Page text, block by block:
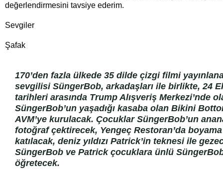
değerlendirmesini tavsiye ederim.
Sevgiler
Şafak
170’den fazla ülkede 35 dilde çizgi filmi
sevgilisi SüngerBob, arkadaşları ile birlikte, 24
tarihleri arasında Trump Alışveriş Merkezi’nde
SüngerBob’un yaşadığı kasaba olan Bikini
AVM’ye kurulacak. Çocuklar SüngerBob’un
fotoğraf çektirecek, Yengeç Restoran’da
katılacak, deniz yıldızı Patrick’in teknesi ile
SüngerBob ve Patrick çocuklara ünlü SüngerBob
öğretecek.